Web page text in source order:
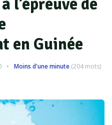
l’épreuve de
en Guinée
Moins d'une minute (204 mots)